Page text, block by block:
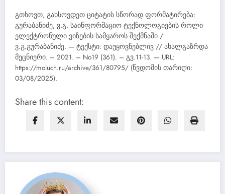
გთხოვთ, გახსოვდეთ ციტატის სწორად ფორმატირება:
გურაბანიძე, ვ.გ. საინფორმაციო ტექნოლოგიების როლი
ელექტრონული ვიზების სამყაროს შექმნაში /
ვ.გ.გურაბანიძე. — ტექსტი: დაუყოვნებლივ // ახალგაზრდა
მეცნიერი. – 2021. – No19 (361). – გვ.11-13. — URL:
https://moluch.ru/archive/361/80795/ (წვდომის თარიღი:
03/08/2025).
Share this content: